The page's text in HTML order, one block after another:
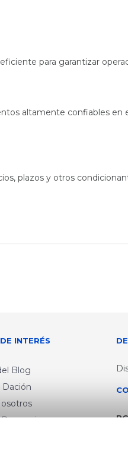
para garantizar
altamente confiables en
plazos y otros
INTERÉS
Blog
Dación